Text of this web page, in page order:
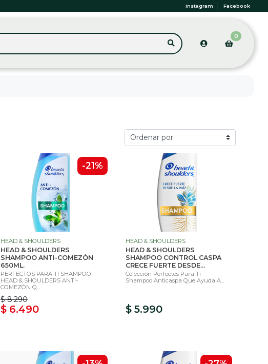
Instagram Facebook
0
-21%
HEAD & SHOULDERS
HEAD & SHOULDERS
SHAMPOO ANTI-COMEZÓN
650ML.
PERFECTOS PARA TI SHAMPOO
HEAD & SHOULDERS ANTI-
COMEZÓN Q...
$ 8.290
$ 6.490
HEAD & SHOULDERS
HEAD & SHOULDERS
SHAMPOO CONTROL CASPA
CRECE FUERTE DESDE...
Colección Perfectos Para Ti
Shampoo Anticaspa Que Ayuda A...
$ 5.990